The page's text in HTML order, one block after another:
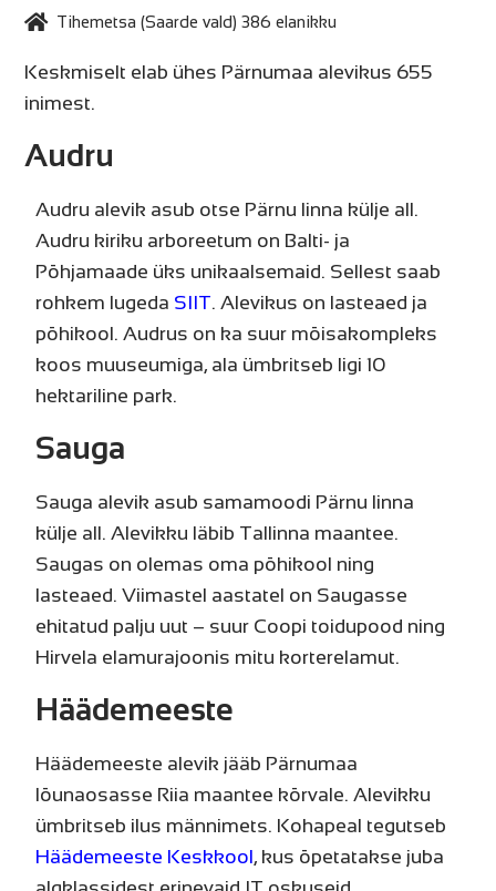
Tihemetsa (Saarde vald) 386 elanikku
Keskmiselt elab ühes Pärnumaa alevikus 655
inimest.
Audru
Audru alevik asub otse Pärnu linna külje all.
Audru kiriku arboreetum on Balti- ja
Põhjamaade üks unikaalsemaid. Sellest saab
rohkem lugeda SIIT. Alevikus on lasteaed ja
põhikool. Audrus on ka suur mõisakompleks
koos muuseumiga, ala ümbritseb ligi 10
hektariline park.
Sauga
Sauga alevik asub samamoodi Pärnu linna
külje all. Alevikku läbib Tallinna maantee.
Saugas on olemas oma põhikool ning
lasteaed. Viimastel aastatel on Saugasse
ehitatud palju uut – suur Coopi toidupood ning
Hirvela elamurajoonis mitu korterelamut.
Häädemeeste
Häädemeeste alevik jääb Pärnumaa
lõunaosasse Riia maantee kõrvale. Alevikku
ümbritseb ilus männimets. Kohapeal tegutseb
Häädemeeste Keskkool, kus õpetatakse juba